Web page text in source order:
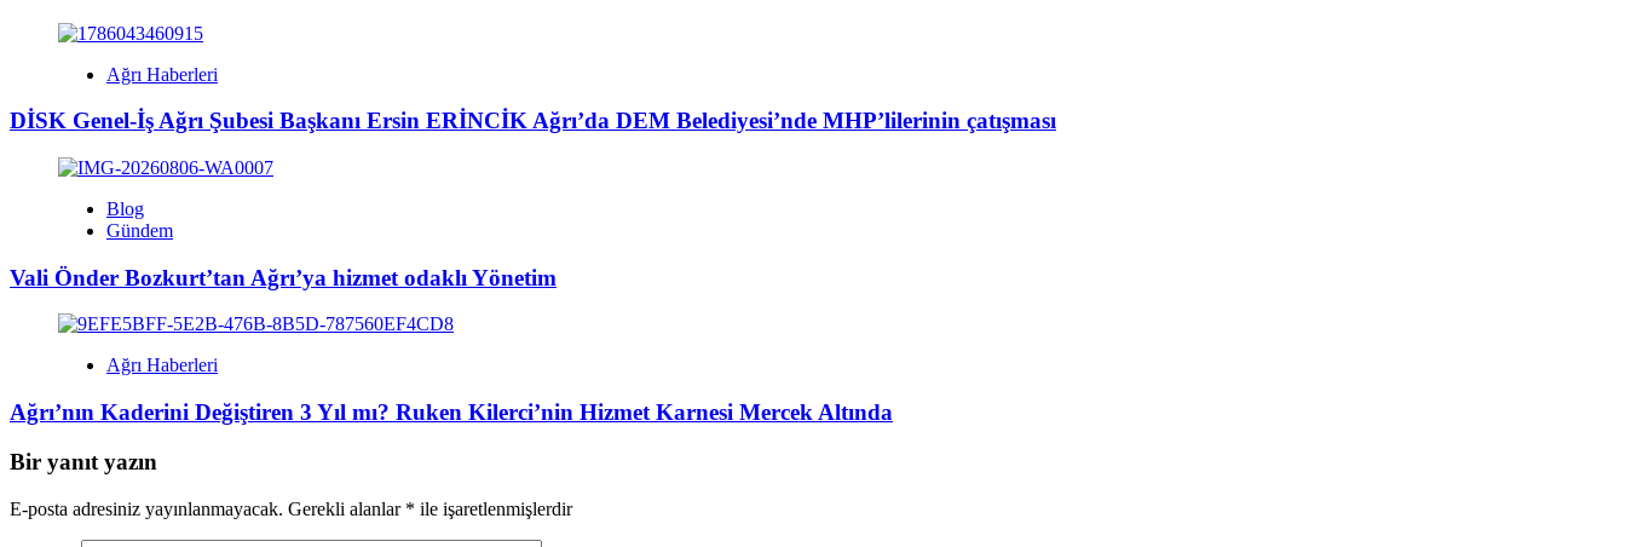
Ağrı Haberleri
DİSK Genel-İş Ağrı Şubesi Başkanı Ersin ERİNCİK Ağrı’da DEM Belediyesi’nde MHP’lilerinin çatışması
Blog
Gündem
Vali Önder Bozkurt’tan Ağrı’ya hizmet odaklı Yönetim
Ağrı Haberleri
Ağrı’nın Kaderini Değiştiren 3 Yıl mı? Ruken Kilerci’nin Hizmet Karnesi Mercek Altında
Bir yanıt yazın
E-posta adresiniz yayınlanmayacak. Gerekli alanlar * ile işaretlenmişlerdir